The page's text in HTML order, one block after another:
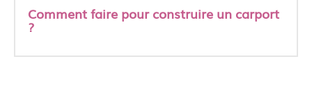
Comment faire pour construire un carport
?